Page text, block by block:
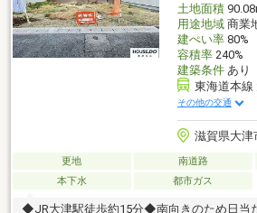
土地面積
用途地域商業
建ぺい率80%
容積率240%
建築条件あり
東海道本線
その他の交通
滋賀県大津
更地 南道路
本下水
都市ガス
◆JR大津駅徒歩約15分◆南向きのため日当